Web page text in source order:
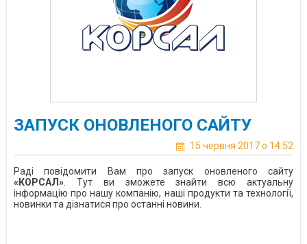
ЗАПУСК ОНОВЛЕНОГО САЙТУ
15 червня 2017 о 14:52
Раді повідомити Вам про запуск оновленого сайту
«КОРСАЛ» . Тут ви зможете знайти всю актуальну
інформацію про нашу компанію, наші продукти та технології,
новинки та дізнатися про останні новини.